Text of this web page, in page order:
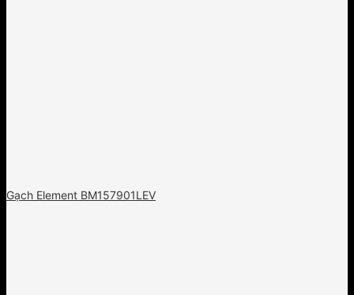
Gạch Element BM157901LEV